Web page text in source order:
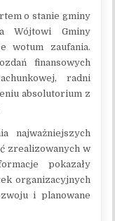
o stanie gminy
Wójtowi Gminy
wotum zaufania.
finansowych
radni
absolutorium z
najważniejszych
zrealizowanych w
pokazały
organizacyjnych
i planowane